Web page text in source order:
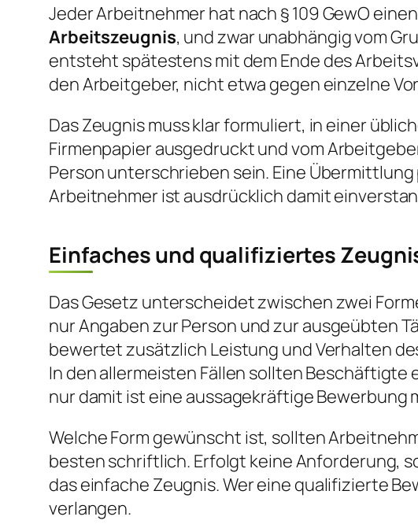
Jeder Arbeitnehmer hat nach § 109 GewO einen
Arbeitszeugnis, und zwar unabhängig vom
entsteht spätestens mit dem Ende des
den Arbeitgeber, nicht etwa gegen einzelne
Das Zeugnis muss klar formuliert, in einer
Firmenpapier ausgedruckt und vom
Person unterschrieben sein. Eine Übermittlung
Arbeitnehmer ist ausdrücklich damit
Einfaches und qualifiziertes
Das Gesetz unterscheidet zwischen zwei
nur Angaben zur Person und zur ausgeübten
bewertet zusätzlich Leistung und Verhalten
In den allermeisten Fällen sollten
nur damit ist eine aussagekräftige Bewerbung
Welche Form gewünscht ist, sollten
besten schriftlich. Erfolgt keine Anforderung,
das einfache Zeugnis. Wer eine qualifizierte
verlangen.